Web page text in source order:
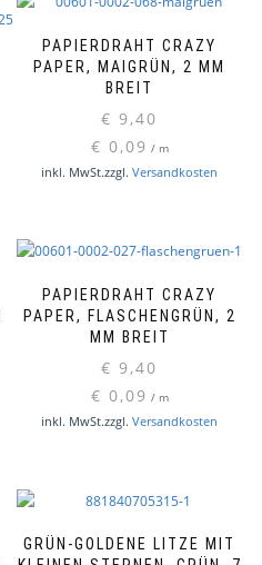
PAPIERDRAHT CRAZY
PAPER, MAIGRÜN, 2 MM
BREIT
€ 9,40
€ 0,09 / m
inkl. MwSt.zzgl. Versandkosten
PAPIERDRAHT CRAZY
PAPER, FLASCHENGRÜN, 2
MM BREIT
€ 9,40
€ 0,09 / m
inkl. MwSt.zzgl. Versandkosten
GRÜN-GOLDENE LITZE MIT